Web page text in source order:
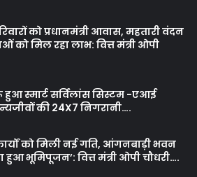
को प्रधानमंत्री आवास, महतारी वंदन
को मिल रहा लाभ: वित्त मंत्री ओपी
स्मार्ट सर्विलांस सिस्टम -एआई
की 24X7 निगरानी….
को मिली नई गति, आंगनबाड़ी भवन
भूमिपूजन’: वित्त मंत्री ओपी चौधरी….